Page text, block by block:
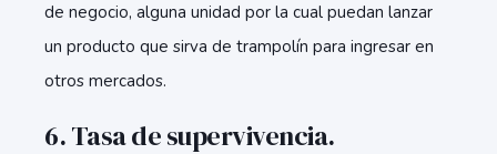
de negocio, alguna unidad por la cual puedan lanzar
un producto que sirva de trampolín para ingresar en
otros mercados.
6. Tasa de supervivencia.